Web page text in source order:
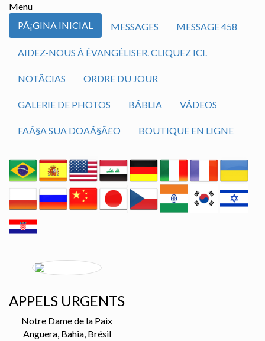
Menu
PÃ¡GINA INICIAL
MESSAGES MESSAGE 458
AIDEZ-NOUS À ÉVANGÉLISER. CLIQUEZ ICI.
NOTÃ­CIAS ORDRE DU JOUR
GALERIE DE PHOTOS BÃ­BLIA VÃ­DEOS
FAÃ§A SUA DOAÃ§Ã£O BOUTIQUE EN LIGNE
APPELS URGENTS
Notre Dame de la Paix
Anguera, Bahia, Brésil